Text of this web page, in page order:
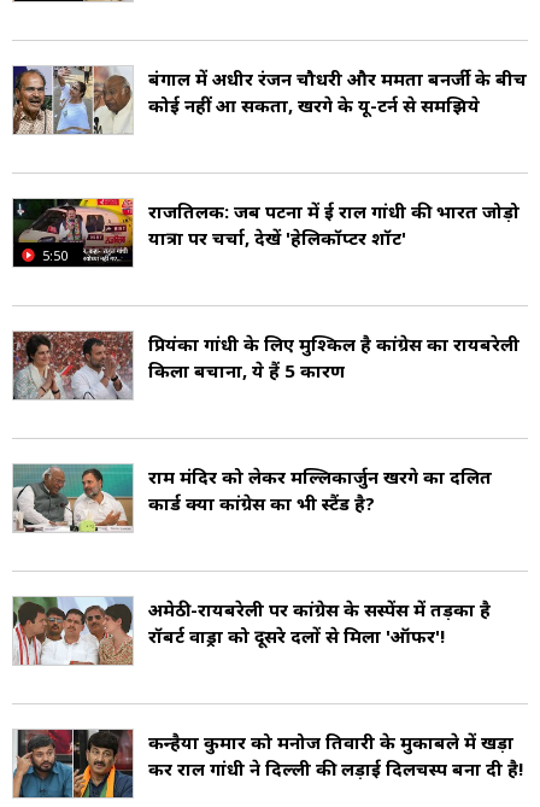
बंगाल में अधीर रंजन चौधरी और ममता बनर्जी के बीच
कोई नहीं आ सकता, खरगे के यू-टर्न से समझिये
5:50
राजतिलक: जब पटना में हुई राहुल गांधी की भारत जोड़ो
यात्रा पर चर्चा, देखें 'हेलिकॉप्टर शॉट'
प्रियंका गांधी के लिए मुश्किल है कांग्रेस का रायबरेली
किला बचाना, ये हैं 5 कारण
राम मंदिर को लेकर मल्लिकार्जुन खरगे का दलित
कार्ड क्या कांग्रेस का भी स्टैंड है?
अमेठी-रायबरेली पर कांग्रेस के सस्पेंस में तड़का है
रॉबर्ट वाड्रा को दूसरे दलों से मिला 'ऑफर'!
कन्हैया कुमार को मनोज तिवारी के मुकाबले में खड़ा
कर राहुल गांधी ने दिल्ली की लड़ाई दिलचस्प बना दी है!